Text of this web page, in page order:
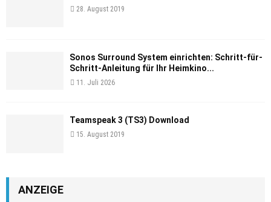
28. August 2019
Sonos Surround System einrichten: Schritt-für-
Schritt-Anleitung für Ihr Heimkino...
11. Juli 2026
Teamspeak 3 (TS3) Download
15. August 2019
ANZEIGE